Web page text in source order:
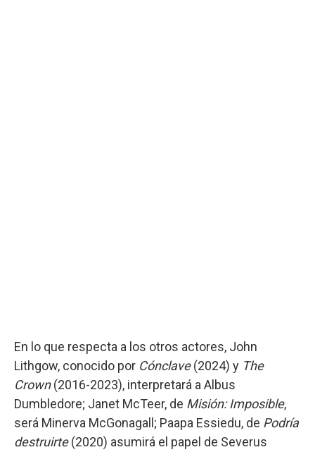
En lo que respecta a los otros actores, John
Lithgow, conocido por Cónclave(2024) y The
Crown(2016-2023), interpretará a Albus
Dumbledore; Janet McTeer, de Misión: Imposible,
será Minerva McGonagall; Paapa Essiedu, de Podría
destruirte(2020) asumirá el papel de Severus